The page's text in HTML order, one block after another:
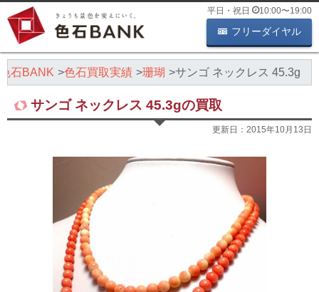
平日・祝日 10:00〜19:00
フリーダイヤル
石BANK 色石買取実績 珊瑚 サンゴ ネックレス 45.3g
サンゴ ネックレス 45.3gの買取
更新日： 2015年10月13日